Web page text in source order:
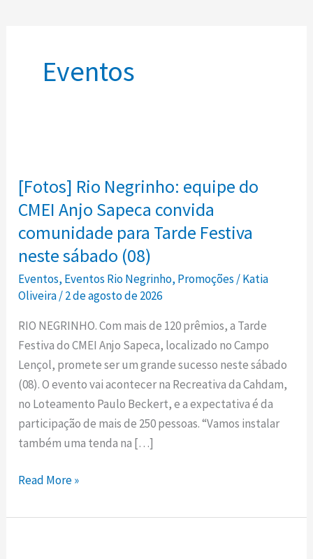
Eventos
[Fotos] Rio Negrinho: equipe do
CMEI Anjo Sapeca convida
comunidade para Tarde Festiva
neste sábado (08)
Eventos, Eventos Rio Negrinho, Promoções /Katia
Oliveira/2 de agosto de 2026
RIO NEGRINHO. Com mais de 120 prêmios, a Tarde
Festiva do CMEI Anjo Sapeca, localizado no Campo
Lençol, promete ser um grande sucesso neste sábado
(08). O evento vai acontecer na Recreativa da Cahdam,
no Loteamento Paulo Beckert, e a expectativa é da
participação de mais de 250 pessoas. “Vamos instalar
também uma tenda na […]
Negrinho:
equipe
CMEI
Anjo
Sapeca
convida
comunidade
para
Tarde
Festiva
neste
sábado
(08)
Read More »